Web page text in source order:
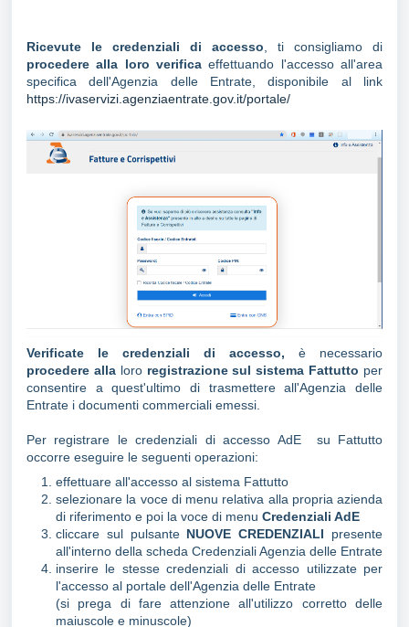
Ricevute le credenziali di accesso , ti consigliamo di
procedere alla loro verifica effettuando l'accesso all'area
specifica dell'Agenzia delle Entrate, disponibile al link
https://ivaservizi.agenziaentrate.gov.it/portale/
Verificate le credenziali di accesso, è necessario
procedere allaloro registrazione sul sistema Fattutto per
consentire a quest'ultimo di trasmettere all'Agenzia delle
Entrate i documenti commerciali emessi.
Per registrare le credenziali di accesso AdE su Fattutto
occorre eseguire le seguenti operazioni:
effettuare all'accesso al sistema Fattutto
selezionare la voce di menu relativa alla propria azienda
di riferimento e poi la voce di menu Credenziali AdE
cliccare sul pulsanteNUOVE CREDENZIALI presente
all'interno della scheda Credenziali Agenzia delle Entrate
inserire le stesse credenziali di accesso utilizzate per
l'accesso al portale dell'Agenzia delle Entrate
(si prega di fare attenzione all'utilizzo corretto delle
maiuscole e minuscole)